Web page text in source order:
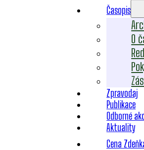
Časopis
O
Zpravodaj
Publikace
Odborné
Aktuality
Cena